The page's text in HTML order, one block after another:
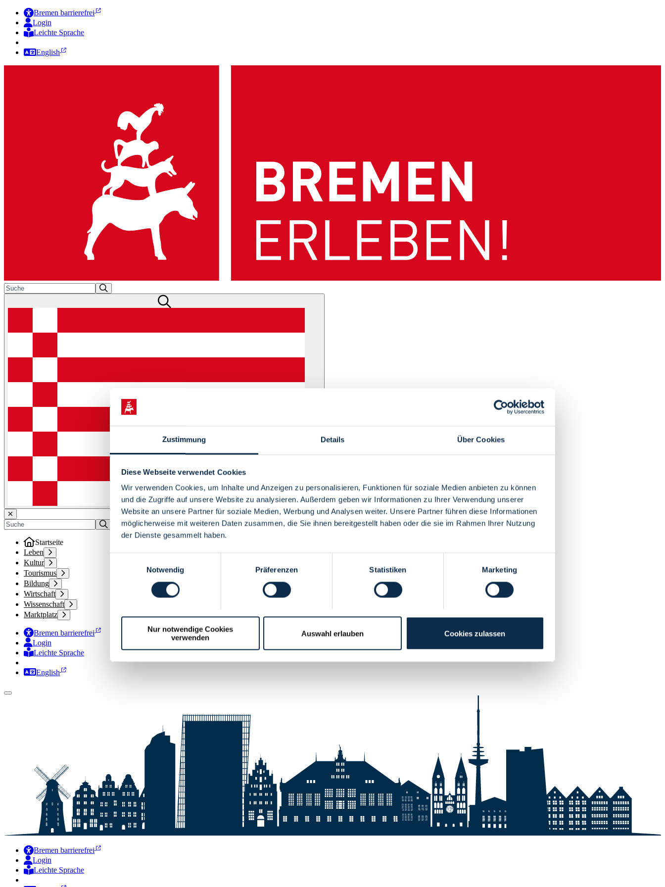
Zustimmung Details Über Cookies
Diese Webseite verwendet Cookies
Wir verwenden Cookies, um Inhalte und Anzeigen zu personalisieren, Funktionen für soziale Medien anbieten zu können
und die Zugriffe auf unsere Website zu analysieren. Außerdem geben wir Informationen zu Ihrer Verwendung unserer
Website an unsere Partner für soziale Medien, Werbung und Analysen weiter. Unsere Partner führen diese Informationen
möglicherweise mit weiteren Daten zusammen, die Sie ihnen bereitgestellt haben oder die sie im Rahmen Ihrer Nutzung
der Dienste gesammelt haben.
Notwendig
Präferenzen Statistiken Marketing
Nur notwendige Cookies
verwenden
Auswahl erlauben Cookies zulassen
Bremen barrierefrei
Login
Leichte Sprache
English
Menü
Startseite
Leben
Kultur
Tourismus
Bildung
Wirtschaft
Wissenschaft
Marktplatz
Bremen barrierefrei
Login
Leichte Sprache
Zur Deutschen Gebärdensprache
English
Bremen barrierefrei
Login
Leichte Sprache